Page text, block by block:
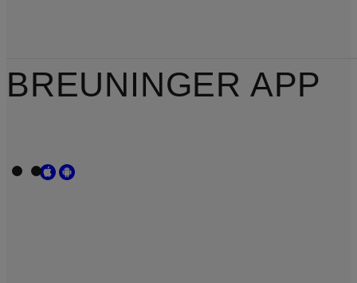
BREUNINGER APP